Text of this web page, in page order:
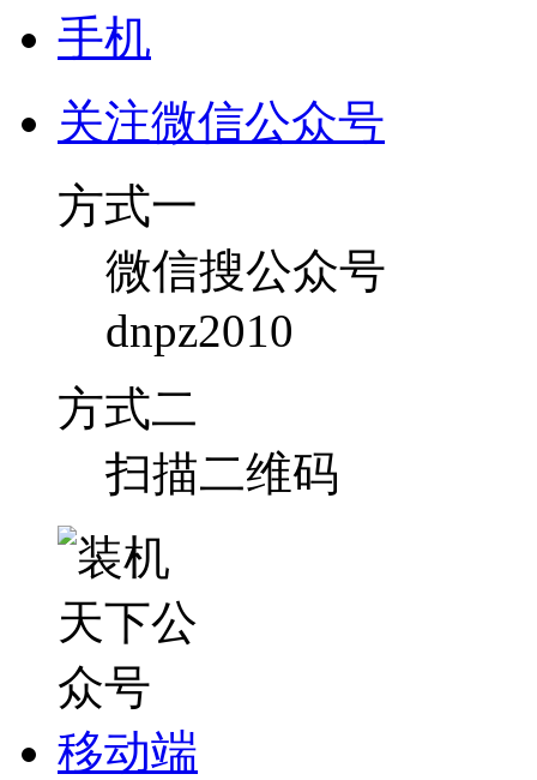
手机
关注微信公众号
方式一
微信搜公众号
dnpz2010
方式二
扫描二维码
移动端